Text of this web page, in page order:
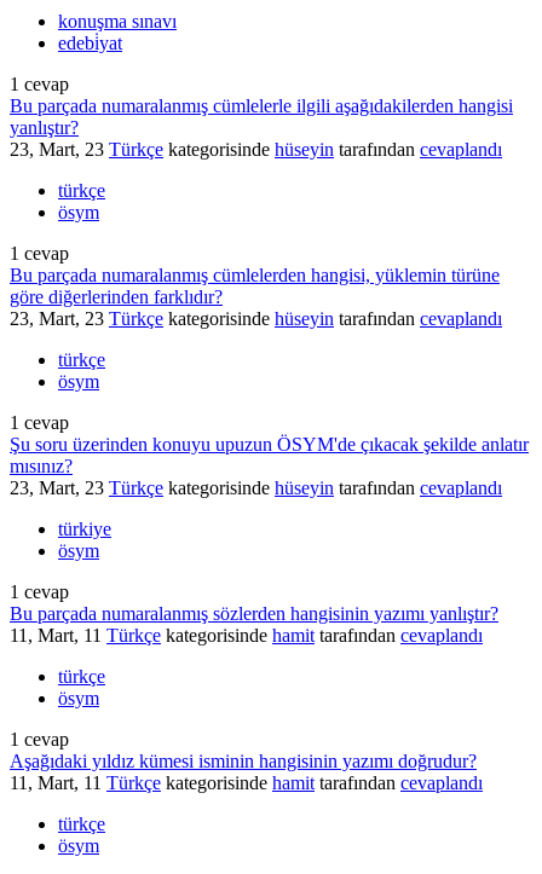
konuşma sınavı
edebi̇yat
1 cevap
Bu parçada numaralanmış cümlelerle ilgili aşağıdakilerden hangisi
yanlıştır?
23, Mart, 23 Türkçe kategorisinde hüseyin tarafından cevaplandı
türkçe
ösym
1 cevap
Bu parçada numaralanmış cümlelerden hangisi, yüklemin türüne
göre diğerlerinden farklıdır?
23, Mart, 23 Türkçe kategorisinde hüseyin tarafından cevaplandı
türkçe
ösym
1 cevap
Şu soru üzerinden konuyu upuzun ÖSYM'de çıkacak şekilde anlatır
mısınız?
23, Mart, 23 Türkçe kategorisinde hüseyin tarafından cevaplandı
türkiye
ösym
1 cevap
Bu parçada numaralanmış sözlerden hangisinin yazımı yanlıştır?
11, Mart, 11 Türkçe kategorisinde hamit tarafından cevaplandı
türkçe
ösym
1 cevap
Aşağıdaki yıldız kümesi isminin hangisinin yazımı doğrudur?
11, Mart, 11 Türkçe kategorisinde hamit tarafından cevaplandı
türkçe
ösym